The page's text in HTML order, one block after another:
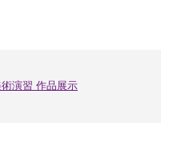
術演習 作品展示